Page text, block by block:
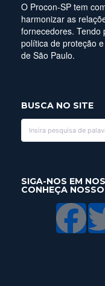
O Procon-SP tem
harmonizar as
fornecedores. Tendo
política de proteção
de São Paulo.
BUSCA NO SITE
SIGA-NOS EM
CONHEÇA